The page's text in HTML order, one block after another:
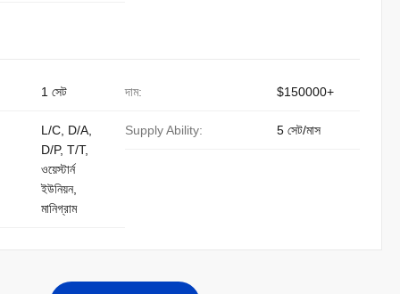
1 সেট দাম: $150000+
L/C, D/A,
D/P, T/T,
ওয়েস্টার্ন
ইউনিয়ন,
মানিগ্রাম
Supply Ability: 5 সেট/মাস